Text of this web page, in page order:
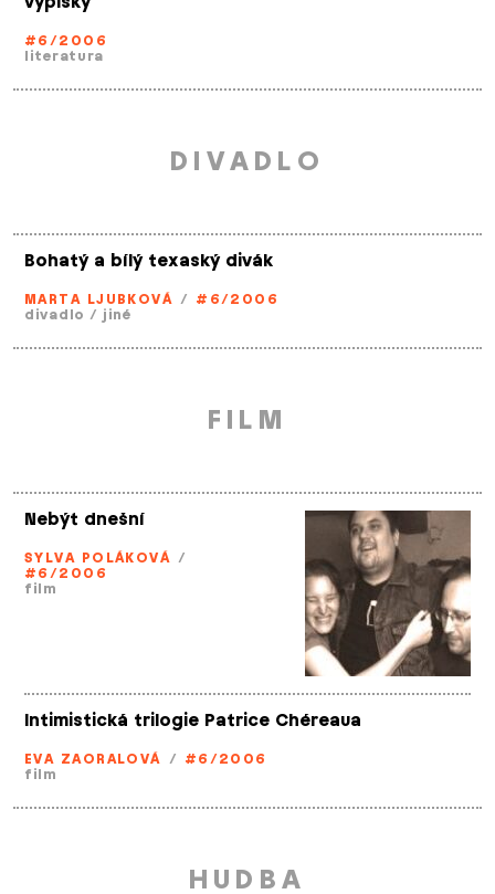
#6/2006
literatura
DIVADLO
Bohatý a bílý texaský divák
MARTA LJUBKOVÁ / #6/2006
divadlo / jiné
FILM
Nebýt dnešní
SYLVA POLÁKOVÁ /
#6/2006
film
Intimistická trilogie Patrice Chéreaua
EVA ZAORALOVÁ / #6/2006
film
HUDBA